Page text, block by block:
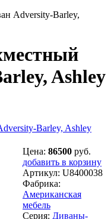
Adversity-Barley,
Ashley
Цена: 86500 руб.
добавить в корзину
Артикул: U8400038
Фабрика:
Американская
мебель
Серия: Диваны-